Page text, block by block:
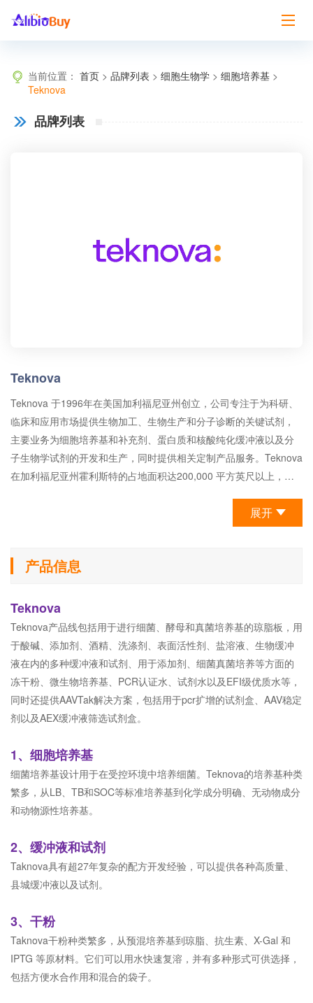
当前位置： 首页 > 品牌列表 > 细胞生物学 > 细胞培养基 >
Teknova
品牌列表
Teknova
Teknova 于1996年在美国加利福尼亚州创立，公司专注于为科研、
临床和应用市场提供生物加工、生物生产和分子诊断的关键试剂，
主要业务为细胞培养基和补充剂、蛋白质和核酸纯化缓冲液以及分
子生物学试剂的开发和生产，同时提供相关定制产品服务。Teknova
在加利福尼亚州霍利斯特的占地面积达200,000 平方英尺以上，含
持生产需求，可以提供即用型 GMP 级产品。2022 年 5 月，
展开
产品信息
Teknova
Teknova产品线包括用于进行细菌、酵母和真菌培养基的琼脂板，用
于酸碱、添加剂、酒精、洗涤剂、表面活性剂、盐溶液、生物缓冲
液在内的多种缓冲液和试剂、用于添加剂、细菌真菌培养等方面的
冻干粉、微生物培养基、PCR认证水、试剂水以及EFI级优质水等，
同时还提供AAVTak解决方案，包括用于pcr扩增的试剂盒、AAV稳定
剂以及AEX缓冲液筛选试剂盒。
1、细胞培养基
细菌培养基设计用于在受控环境中培养细菌。Teknova的培养基种类
繁多，从LB、TB和SOC等标准培养基到化学成分明确、无动物成分
和动物源性培养基。
2、缓冲液和试剂
Taknova具有超27年复杂的配方开发经验，可以提供各种高质量、
县城缓冲液以及试剂。
3、干粉
Taknova干粉种类繁多，从预混培养基到琼脂、抗生素、X-Gal 和
IPTG 等原材料。它们可以用水快速复溶，并有多种形式可供选择，
包括方便水合作用和混合的袋子。